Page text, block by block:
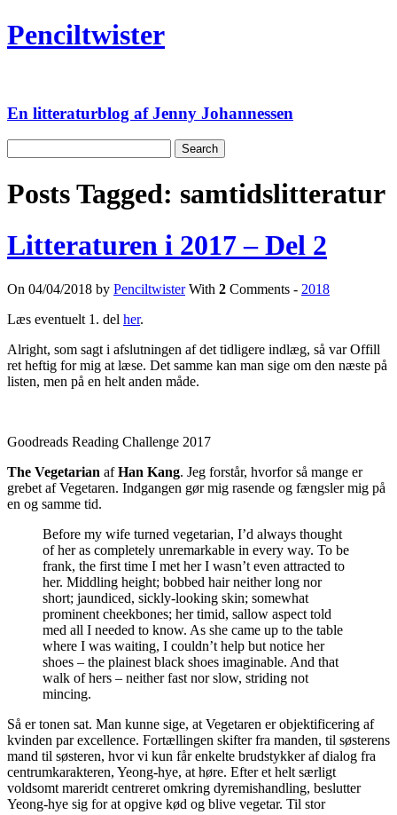
Skip
to
Penciltwister
En litteraturblog af Jenny Johannessen
for:
Posts Tagged: samtidslitteratur
Litteraturen i 2017 – Del 2
On 04/04/2018 by PenciltwisterWith 2 Comments - 2018
Læs eventuelt 1. del her.
Alright, som sagt i afslutningen af det tidligere indlæg, så var Offill
ret heftig for mig at læse. Det samme kan man sige om den næste på
listen, men på en helt anden måde.
Goodreads Reading Challenge 2017
The Vegetarian afHan Kang. Jeg forstår, hvorfor så mange er
grebet af Vegetaren. Indgangen gør mig rasende og fængsler mig på
en og samme tid.
Before my wife turned vegetarian, I’d always thought
of her as completely unremarkable in every way. To be
frank, the first time I met her I wasn’t even attracted to
her. Middling height; bobbed hair neither long nor
short; jaundiced, sickly-looking skin; somewhat
prominent cheekbones; her timid, sallow aspect told
med all I needed to know. As she came up to the table
where I was waiting, I couldn’t help but notice her
shoes – the plainest black shoes imaginable. And that
walk of hers – neither fast nor slow, striding not
mincing.
Så er tonen sat. Man kunne sige, at Vegetaren er objektificering af
kvinden par excellence. Fortællingen skifter fra manden, til søsterens
mand til søsteren, hvor vi kun får enkelte brudstykker af dialog fra
centrumkarakteren, Yeong-hye, at høre. Efter et helt særligt
voldsomt mareridt centreret omkring dyremishandling, beslutter
Yeong-hye sig for at opgive kød og blive vegetar. Til stor